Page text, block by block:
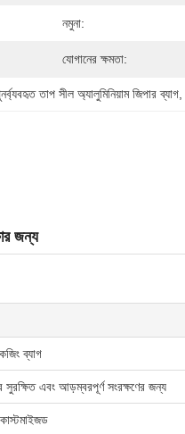
নমুনা:
যোগানের ক্ষমতা:
তাপ সীল অ্যালুমিনিয়াম জিপার ব্যাগ
জন্য
ব্যাগ
এবং আড়ম্বরপূর্ণ সংরক্ষণের জন্য